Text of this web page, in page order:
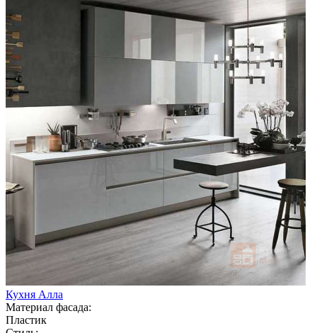
Кухня Алла
Материал фасада:
Пластик